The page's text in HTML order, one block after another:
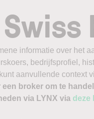
informatie over het
bedrijfsprofiel,
aanvullende context
een broker om te
via LYNX via deze